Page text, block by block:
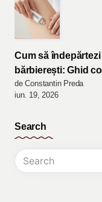
Cum să
bărbierești: Ghid
de Constantin Preda
iun. 19, 2026
Search